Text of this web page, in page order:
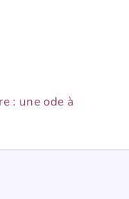
: une ode à